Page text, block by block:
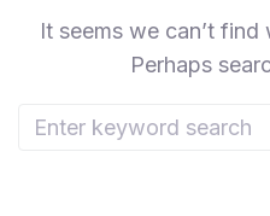
It seems we can’t find
Perhaps